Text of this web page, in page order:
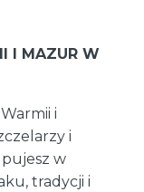
I MAZUR W
i
i
w
tradycji i